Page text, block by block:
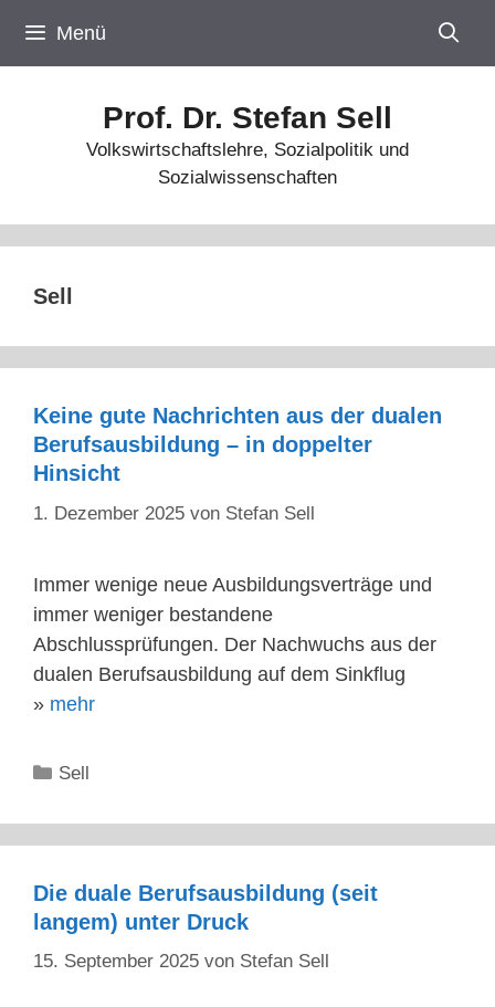
Inhalt
springen
Menü
Prof. Dr. Stefan Sell
Volkswirtschaftslehre, Sozialpolitik und
Sozialwissenschaften
Sell
Keine gute Nachrichten aus der dualen
Berufsausbildung – in doppelter
Hinsicht
1. Dezember 2025 von Stefan Sell
Immer wenige neue Ausbildungsverträge und
immer weniger bestandene
Abschlussprüfungen. Der Nachwuchs aus der
dualen Berufsausbildung auf dem Sinkflug
» mehr
Kategorien
Sell
Die duale Berufsausbildung (seit
langem) unter Druck
15. September 2025 von Stefan Sell